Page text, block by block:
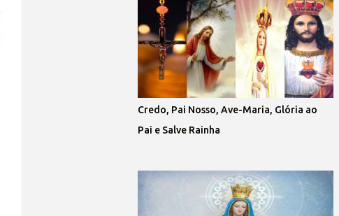
Credo, Pai Nosso, Ave-Maria, Glória ao
Pai e Salve Rainha